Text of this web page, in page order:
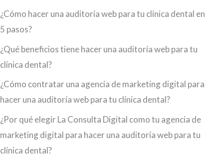
¿Cómo hacer una auditoría web para tu clínica dental en
5 pasos?
¿Qué beneficios tiene hacer una auditoría web para tu
clínica dental?
¿Cómo contratar una agencia de marketing digital para
hacer una auditoría web para tu clínica dental?
¿Por qué elegir La Consulta Digital como tu agencia de
marketing digital para hacer una auditoría web para tu
clínica dental?